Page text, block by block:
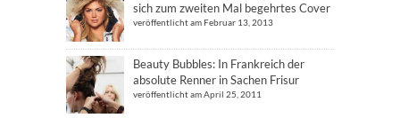
sich zum zweiten Mal begehrtes Cover
veröffentlicht am Februar 13, 2013
Beauty Bubbles: In Frankreich der
absolute Renner in Sachen Frisur
veröffentlicht am April 25, 2011